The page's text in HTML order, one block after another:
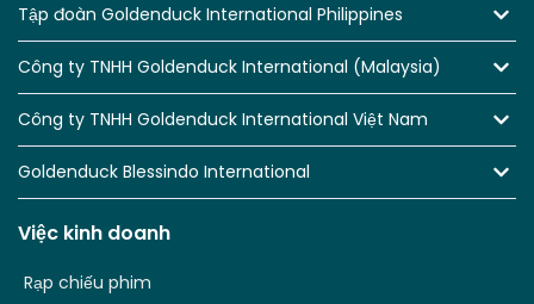
Tập đoàn Goldenduck International Philippines
Công ty TNHH Goldenduck International (Malaysia)
Công ty TNHH Goldenduck International Việt Nam
Goldenduck Blessindo International
Việc kinh doanh
Rạp chiếu phim